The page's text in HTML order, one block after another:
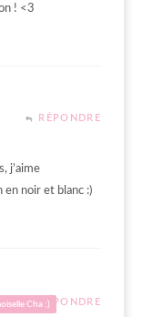
! <3
RÉPONDRE
j’aime
noir et blanc :)
Cha :)RÉPONDRE